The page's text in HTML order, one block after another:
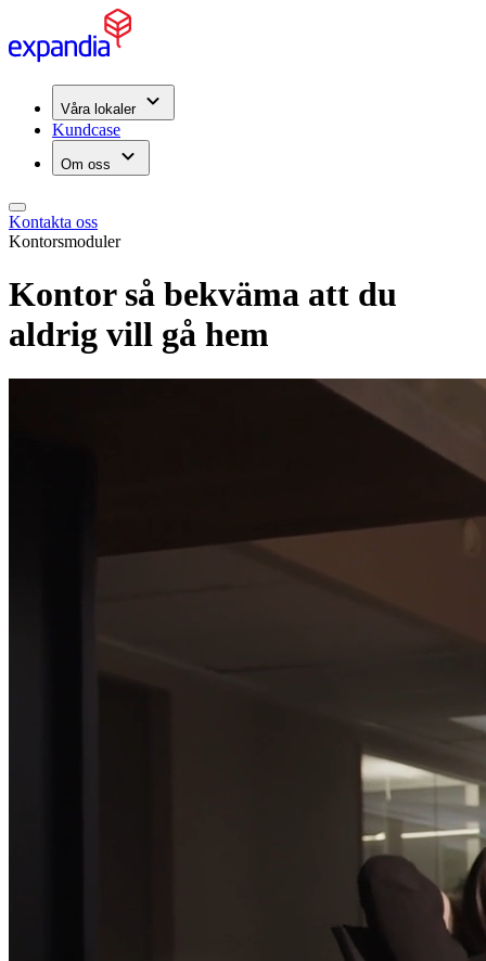
Våra lokaler
Kundcase
Om oss
Kontakta oss
Kontorsmoduler
Kontor så bekväma att du
aldrig vill gå hem